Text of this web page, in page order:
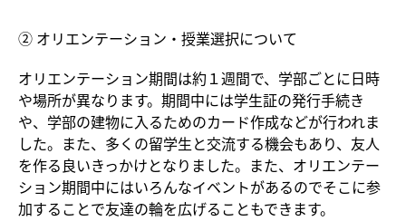
② オリエンテーション・授業選択について
オリエンテーション期間は約１週間で、学部ごとに日時
や場所が異なります。期間中には学生証の発行手続き
や、学部の建物に入るためのカード作成などが行われま
した。また、多くの留学生と交流する機会もあり、友人
を作る良いきっかけとなりました。また、オリエンテー
ション期間中にはいろんなイベントがあるのでそこに参
加することで友達の輪を広げることもできます。